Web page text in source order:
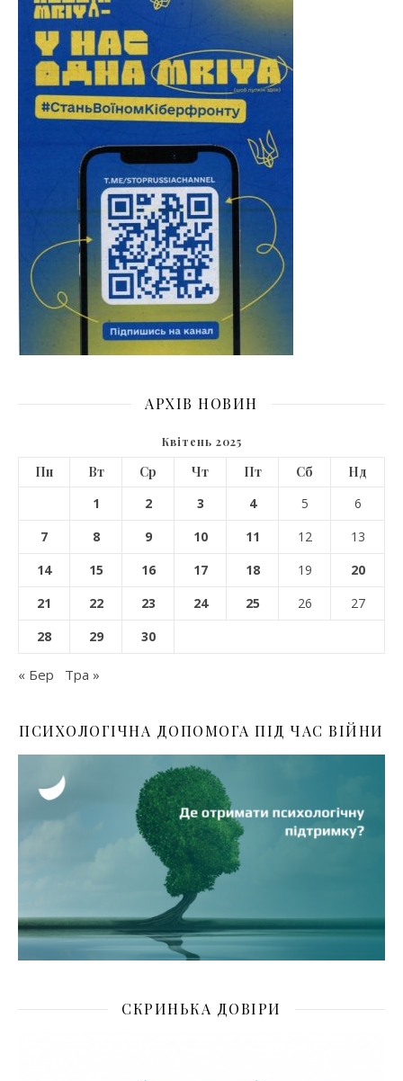
АРХІВ НОВИН
Квітень 2025
Пн Вт Ср Чт Пт Сб
Нд
1
2 3 4 5
6
7
8 9 10 11 12
13
14
15 16 17 18 19
20
21
22 23 24 25 26
27
28
29 30
« Бер Тра »
ПСИХОЛОГІЧНА ДОПОМОГА ПІД ЧАС ВІЙНИ
СКРИНЬКА ДОВІРИ